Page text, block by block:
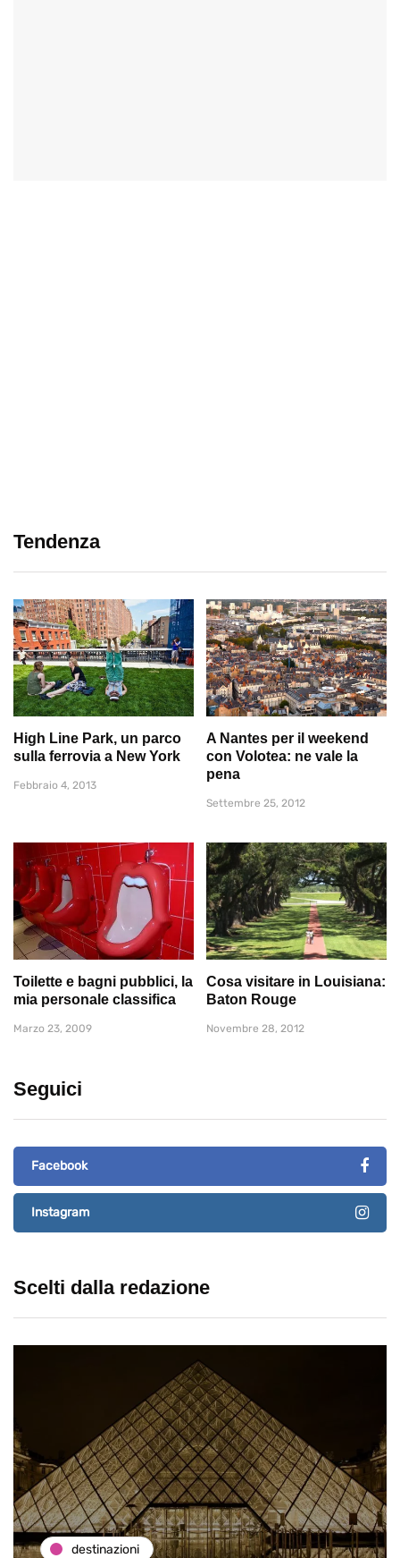
Tendenza
High Line Park, un parco
sulla ferrovia a New York
Febbraio 4, 2013
A Nantes per il weekend
con Volotea: ne vale la
pena
Settembre 25, 2012
Toilette e bagni pubblici, la
mia personale classifica
Marzo 23, 2009
Cosa visitare in Louisiana:
Baton Rouge
Novembre 28, 2012
Seguici
Facebook
Instagram
Scelti dalla redazione
destinazioni